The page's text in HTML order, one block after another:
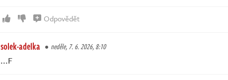
Odpovědět
solek-adelka neděle, 7. 6. 2026, 8:10
...F